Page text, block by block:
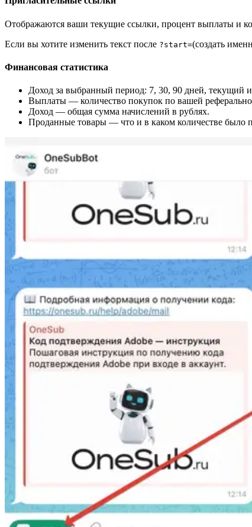
Отображаются ваши текущие ссылки, процент выплаты и
Если вы хотите изменить текст после ?start=(создать
Финансовая статистика
Доход за выбранный период: 7, 30, 90 дней, текущий
Выплаты — количество покупок по вашей
Доход — общая сумма начислений в рублях.
Проданные товары — что и в каком количестве было